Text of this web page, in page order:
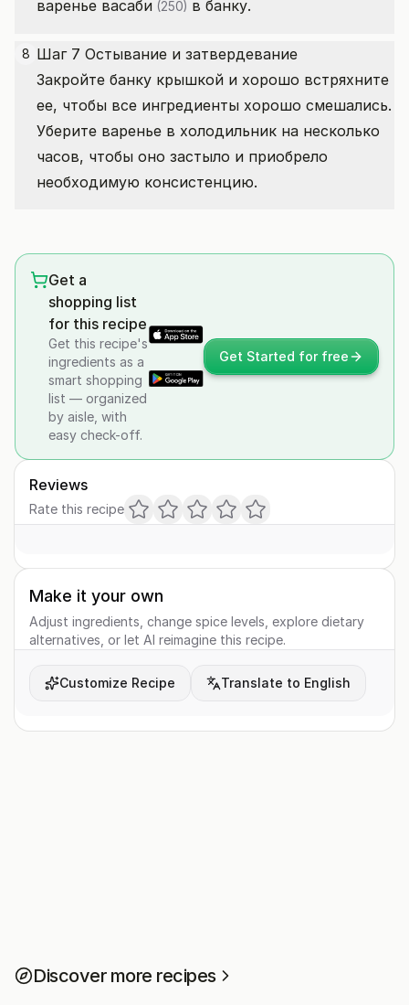
варенье васаби (250) в банку.
8 Шаг 7 Остывание и затвердевание
Закройте банку крышкой и хорошо встряхните
ее, чтобы все ингредиенты хорошо смешались.
Уберите варенье в холодильник на несколько
часов, чтобы оно застыло и приобрело
необходимую консистенцию.
Get a
shopping list
for this recipe
Get this recipe's
ingredients as a
smart shopping
list — organized
by aisle, with
easy check-off.
Get Started for free
Reviews
Rate this recipe
Make it your own
Adjust ingredients, change spice levels, explore dietary
alternatives, or let AI reimagine this recipe.
Customize Recipe Translate to English
Discover more recipes